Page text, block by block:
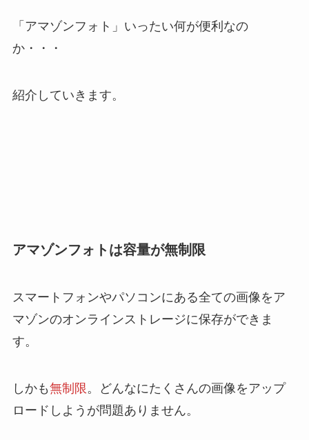
「アマゾンフォト」いったい何が便利なの
か・・・
紹介していきます。
アマゾンフォトは容量が無制限
スマートフォンやパソコンにある全ての画像をア
マゾンのオンラインストレージに保存ができま
す。
しかも無制限。どんなにたくさんの画像をアップ
ロードしようが問題ありません。